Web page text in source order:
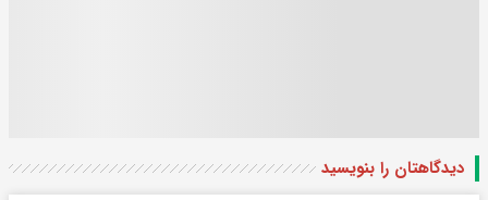
دیدگاهتان را بنویسید